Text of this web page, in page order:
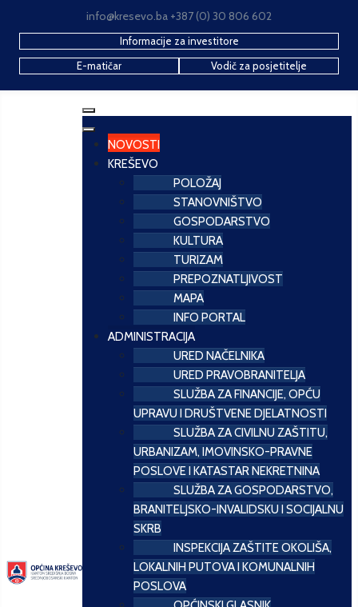
info@kresevo.ba +387 (0) 30 806 602
Informacije za investitore
E-matičar
Vodič za posjetitelje
NOVOSTI
KREŠEVO
POLOŽAJ
STANOVNIŠTVO
GOSPODARSTVO
KULTURA
TURIZAM
PREPOZNATLJIVOST
MAPA
INFO PORTAL
ADMINISTRACIJA
URED NAČELNIKA
URED PRAVOBRANITELJA
SLUŽBA ZA FINANCIJE, OPĆU
UPRAVU I DRUŠTVENE DJELATNOSTI
SLUŽBA ZA CIVILNU ZAŠTITU,
URBANIZAM, IMOVINSKO-PRAVNE
POSLOVE I KATASTAR NEKRETNINA
SLUŽBA ZA GOSPODARSTVO,
BRANITELJSKO-INVALIDSKU I SOCIJALNU
SKRB
INSPEKCIJA ZAŠTITE OKOLIŠA,
LOKALNIH PUTOVA I KOMUNALNIH
POSLOVA